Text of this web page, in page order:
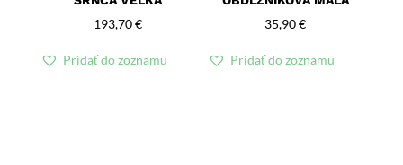
193,70€
Pridať do zoznamu
35,90€
Pridať do zoznamu